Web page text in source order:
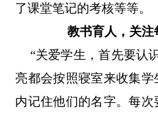
了课堂笔记的考核等等。
教书育人，关
“关爱学生，首先要认
亮都会按照寝室来收集
内记住他们的名字。每